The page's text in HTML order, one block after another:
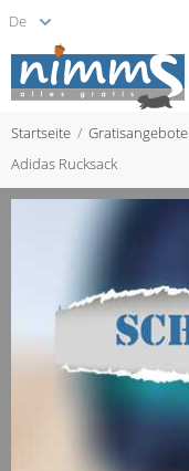
Startseite Gratisangebote
Adidas Rucksack